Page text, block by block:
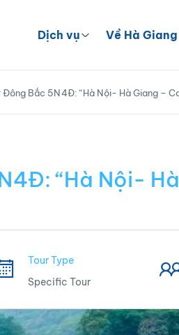
Dịch vụ Về Hà
Đông Bắc 5N4Đ: “Hà Nội- Hà Giang –
“Hà Nội-
Tour Type
Specific Tour